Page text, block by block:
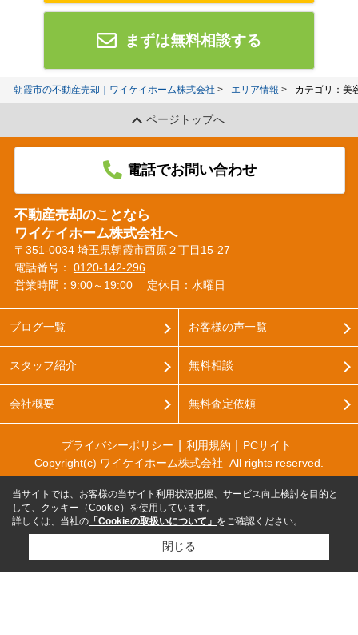
まずは無料相談する
朝霞市の不動産売却｜ワイケイホーム株式会社 エリア情報 カテゴリ：美
ページトップへ
電話でお問い合わせ
不動産売却のことなら
ワイケイホーム株式会社へ
〒351-0034 埼玉県朝霞市西原２丁目15-27
電話番号： 0120-142-296
営業時間：9:00～19:00
定休日：水曜日
ブログ一覧
スタッフ紹介
会社概要
お客様の声一覧
無料相談
無料査定依頼
プライバシーポリシー 利用規約
PCサイト
Copyright(c) ワイケイホーム株式会社 All rights reserved.
当サイトでは、お客様の当サイト利用状況把握、サービス向上検討を目的と
して、クッキー（Cookie）を使用しています。
詳しくは、当社の 「Cookieの取扱いについて」 をご確認ください。
閉じる